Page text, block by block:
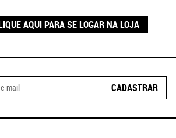
AQUI PARA SE LOGAR NA LOJA
CADASTRAR